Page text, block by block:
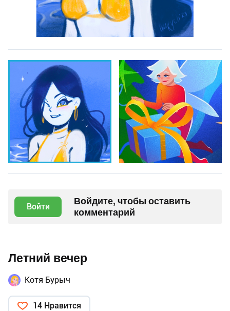
Войти
Войдите, чтобы оставить
комментарий
Летний вечер
Котя Бурыч
14 Нравится